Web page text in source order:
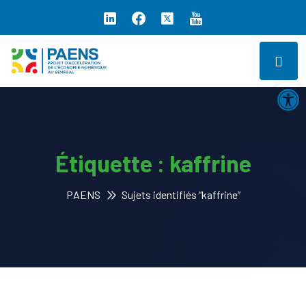
Étiquette : kaffrine
PAENS Sujets identifiés “kaffrine”